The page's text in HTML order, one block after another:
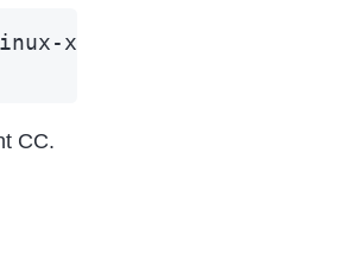
x86-173.08-pkg1.run
CC.